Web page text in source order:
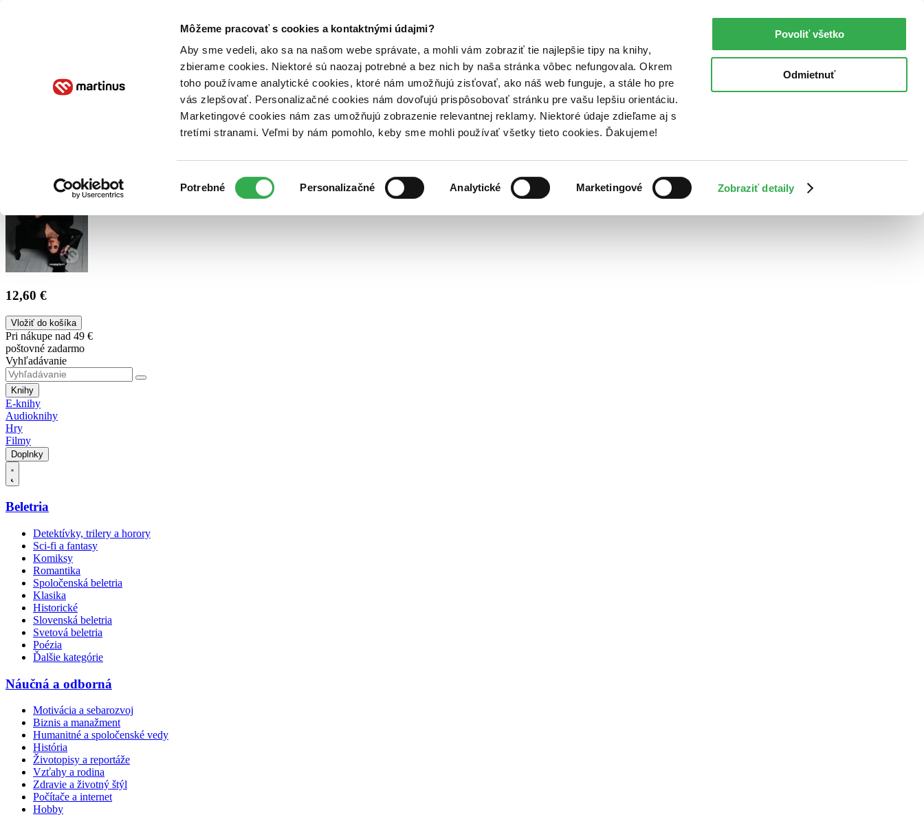
Môžeme pracovať s cookies a kontaktnými údajmi?
Aby sme vedeli, ako sa na našom webe správate, a mohli vám zobraziť tie najlepšie tipy na knihy,
zbierame cookies. Niektoré sú naozaj potrebné a bez nich by naša stránka vôbec nefungovala. Okrem
toho používame analytické cookies, ktoré nám umožňujú zisťovať, ako náš web funguje, a stále ho pre
vás zlepšovať. Personalizačné cookies nám dovoľujú prispôsobovať stránku pre vašu lepšiu orientáciu.
Marketingové cookies nám zas umožňujú zobrazenie relevantnej reklamy. Niektoré údaje zdieľame aj s
tretími stranami. Veľmi by nám pomohlo, keby sme mohli používať všetky tieto cookies. Ďakujeme!
súhlasu
Potrebné Personalizačné Analytické Marketingové Zobraziť detaily
Povoliť všetko
Odmietnuť
Poukážky Kontakt
12,60 €
Vložiť do košíka
Pri nákupe nad 49 €
poštovné zadarmo
Vyhľadávanie
Knihy
E-knihy
Audioknihy
Hry
Filmy
Doplnky
Beletria
Detektívky, trilery a horory
Sci-fi a fantasy
Komiksy
Romantika
Spoločenská beletria
Klasika
Historické
Slovenská beletria
Svetová beletria
Poézia
Ďalšie kategórie
Náučná a odborná
Motivácia a sebarozvoj
Biznis a manažment
Humanitné a spoločenské vedy
História
Životopisy a reportáže
Vzťahy a rodina
Zdravie a životný štýl
Počítače a internet
Hobby